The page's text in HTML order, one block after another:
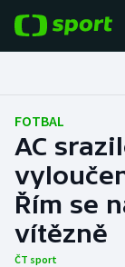
Fotbal
Hokej
Tenis
Atletika
FOTBAL
AC
Řím se
vítězně
ČT sport